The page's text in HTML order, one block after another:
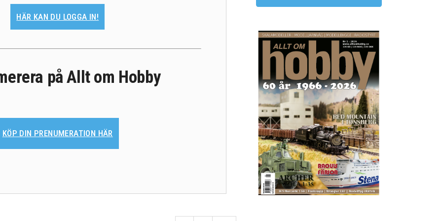
HÄR KAN DU LOGGA IN!
på Allt om Hobby
KÖP DIN PRENUMERATION HÄR